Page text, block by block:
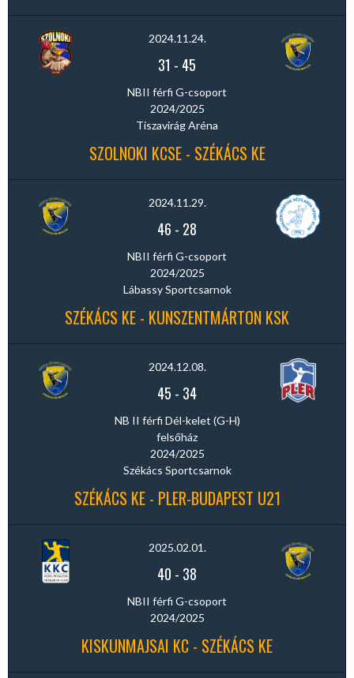
2024.11.24.
31 - 45
NBII férfi G-csoport
2024/2025
Tiszavirág Aréna
SZOLNOKI KCSE - SZÉKÁCS KE
2024.11.29.
46 - 28
NBII férfi G-csoport
2024/2025
Lábassy Sportcsarnok
SZÉKÁCS KE - KUNSZENTMÁRTON KSK
2024.12.08.
45 - 34
NB II férfi Dél-kelet (G-H)
felsőház
2024/2025
Székács Sportcsarnok
SZÉKÁCS KE - PLER-BUDAPEST U21
2025.02.01.
40 - 38
NBII férfi G-csoport
2024/2025
KISKUNMAJSAI KC - SZÉKÁCS KE